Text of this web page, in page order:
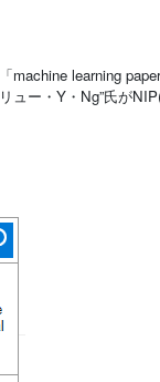
machine learning
ュー・Y・Ng”氏が